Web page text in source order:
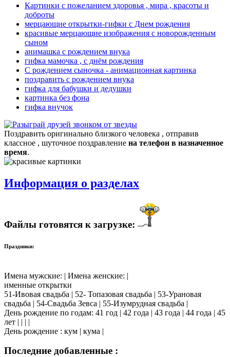
Картинки с пожеланием здоровья , мира , красоты и
доброты
мерцающие открытки-гифки с Днем рождения
красивые мерцающие изображения с новорожденным
сыном
анимашка с рождением внука
гифка мамочка , с днём рождения
С рождением сыночка - анимационная картинка
поздравить с рождением внука
гифка для бабушки и дедушки
картинка без фона
гифка внучок
Поздравить оригинально близкого человека , отправив
классное , шуточное поздравление на телефон в назначенное
время.
Информация о разделах
Файлы готовятся к загрузке:
Праздники:
Имена мужские: | Имена женские: |
именные открытки
51-Ивовая свадьба | 52- Топазовая свадьба | 53-Урановая
свадьба | 54-Свадьба Зевса | 55-Изумрудная свадьба |
День рождение по годам: 41 год | 42 года | 43 года | 44 года | 45
лет | | | |
День рождение : кум | кума |
Последние добавленные :